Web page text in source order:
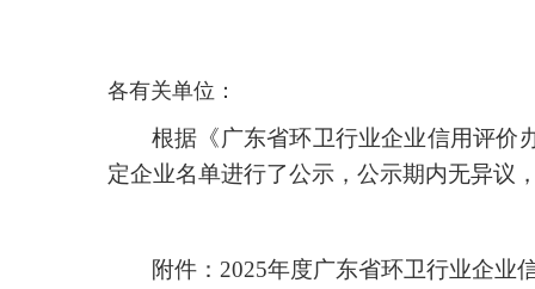
各有关单位：
根据《广东省环卫行业企业信用评价
定企业名单进行了公示，公示期内无异议
附件：2025年度广东省环卫行业企业